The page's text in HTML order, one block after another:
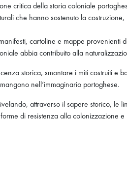
critica della storia coloniale
che hanno sostenuto la
cartoline e mappe
abbia contribuito alla
storica, smontare i miti costruiti e
nell’immaginario portoghese.
attraverso il sapere storico, le
di resistenza alla colonizzazione